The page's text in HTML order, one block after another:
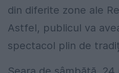
din diferite zone ale
Astfel, publicul va
spectacol plin de